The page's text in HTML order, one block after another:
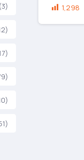
(3) 1,298